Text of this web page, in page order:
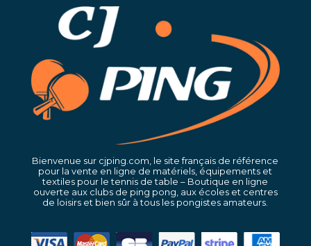
Bienvenue sur cjping.com, le site français de référence
pour la vente en ligne de matériels, équipements et
textiles pour le tennis de table – Boutique en ligne
ouverte aux clubs de ping pong, aux écoles et centres
de loisirs et bien sûr à tous les pongistes amateurs.